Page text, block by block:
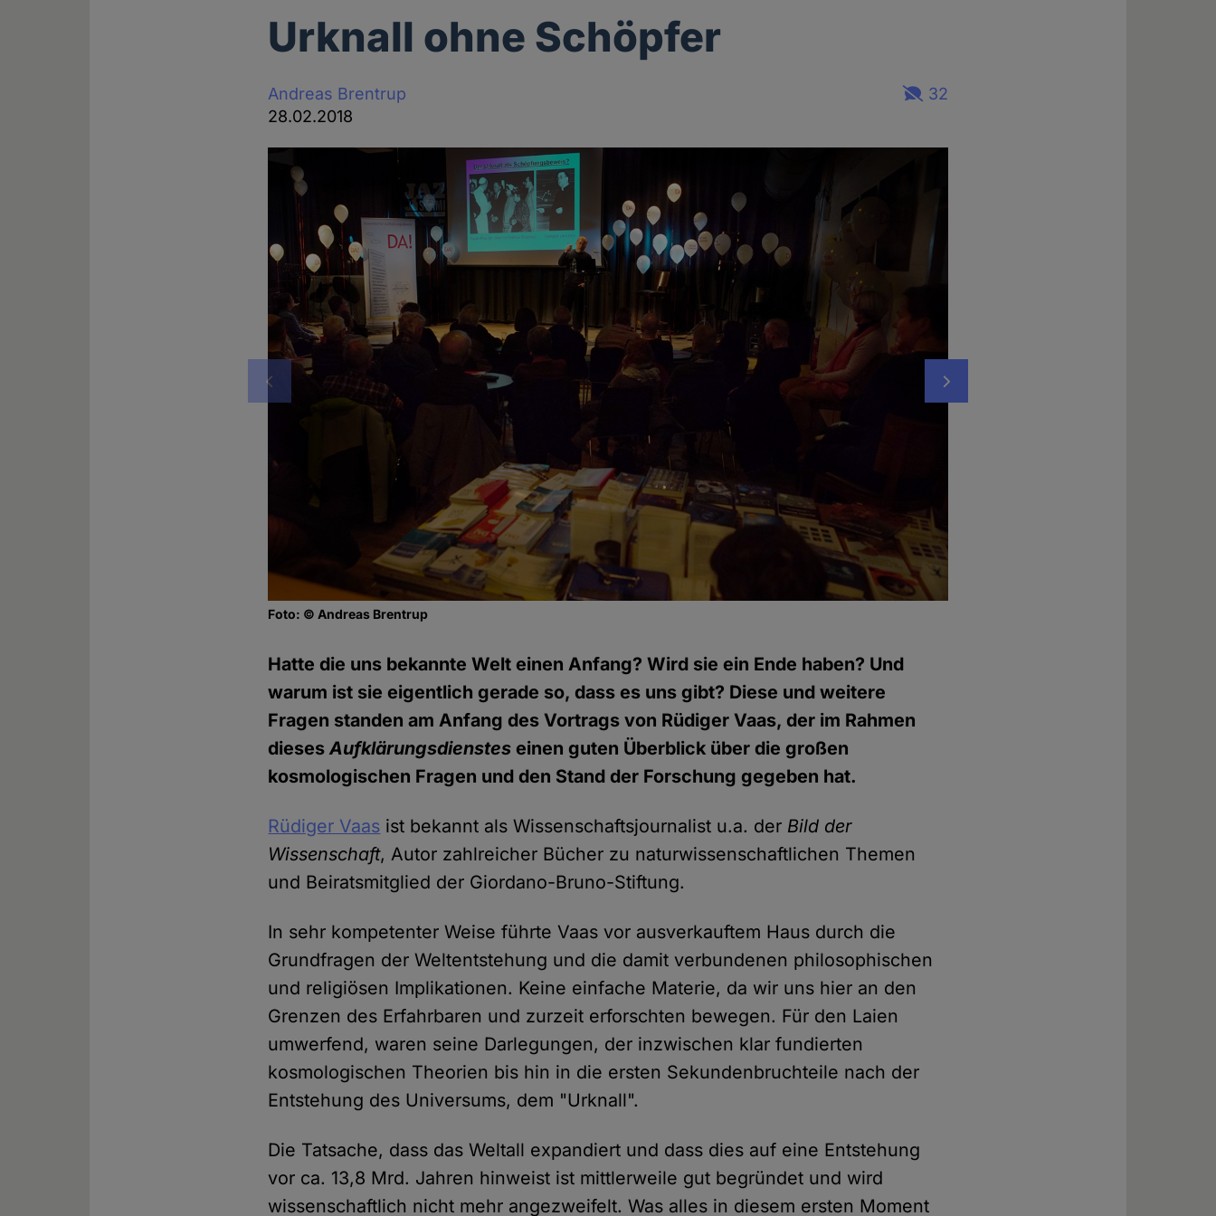
Urknall ohne Schöpfer
Andreas Brentrup
28.02.2018
32
Vorheriges
Foto: © Andreas Brentrup
Hatte die uns bekannte Welt einen Anfang? Wird sie ein Ende haben? Und
warum ist sie eigentlich gerade so, dass es uns gibt? Diese und weitere
Fragen standen am Anfang des Vortrags von Rüdiger Vaas, der im Rahmen
diesesAufklärungsdienstes einen guten Überblick über die großen
kosmologischen Fragen und den Stand der Forschung gegeben hat.
Rüdiger Vaas ist bekannt als Wissenschaftsjournalist u.a. der Bild der
Wissenschaft, Autor zahlreicher Bücher zu naturwissenschaftlichen Themen
und Beiratsmitglied der Giordano-Bruno-Stiftung.
In sehr kompetenter Weise führte Vaas vor ausverkauftem Haus durch die
Grundfragen der Weltentstehung und die damit verbundenen philosophischen
und religiösen Implikationen. Keine einfache Materie, da wir uns hier an den
Grenzen des Erfahrbaren und zurzeit erforschten bewegen. Für den Laien
umwerfend, waren seine Darlegungen, der inzwischen klar fundierten
kosmologischen Theorien bis hin in die ersten Sekundenbruchteile nach der
Entstehung des Universums, dem "Urknall".
Die Tatsache, dass das Weltall expandiert und dass dies auf eine Entstehung
vor ca. 13,8 Mrd. Jahren hinweist ist mittlerweile gut begründet und wird
wissenschaftlich nicht mehr angezweifelt. Was alles in diesem ersten Moment